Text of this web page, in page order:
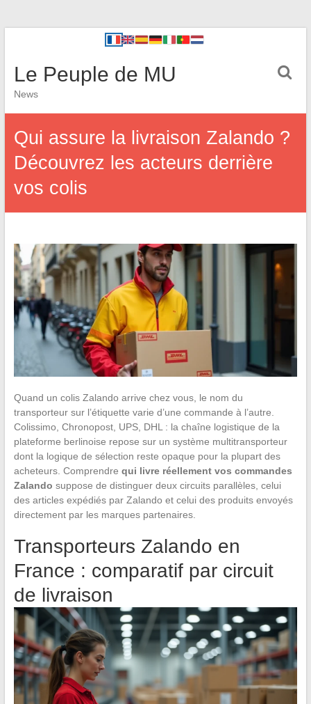
Le Peuple de MU
News
Qui assure la livraison Zalando ?
Découvrez les acteurs derrière
vos colis
Quand un colis Zalando arrive chez vous, le nom du
transporteur sur l’étiquette varie d’une commande à l’autre.
Colissimo, Chronopost, UPS, DHL : la chaîne logistique de la
plateforme berlinoise repose sur un système multitransporteur
dont la logique de sélection reste opaque pour la plupart des
acheteurs. Comprendre qui livre réellement vos commandes
Zalando suppose de distinguer deux circuits parallèles, celui
des articles expédiés par Zalando et celui des produits envoyés
directement par les marques partenaires.
Transporteurs Zalando en
France : comparatif par circuit
de livraison